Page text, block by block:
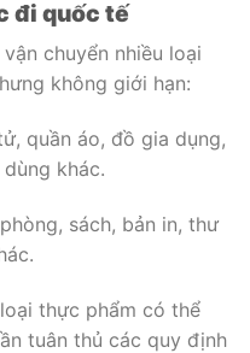
đi quốc tế
chuyển nhiều loại
không giới hạn:
quần áo, đồ gia dụng,
khác.
sách, bản in, thư
thực phẩm có thể
tuân thủ các quy định